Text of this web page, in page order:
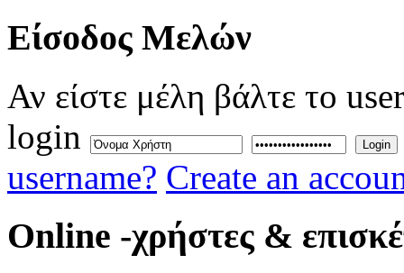
Eίσοδος Μελών
Αν είστε μέλη βάλτε το
login
Login
username? Create an
Online -χρήστες &